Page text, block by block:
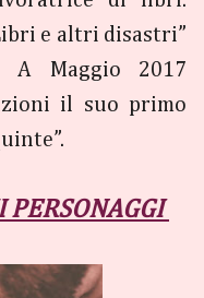
e altri disastri”
A Maggio 2017
il suo primo
PERSONAGGI